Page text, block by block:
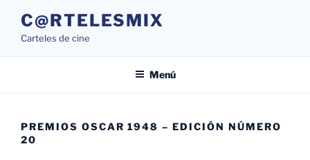
contenido
C@RTELESMIX
Carteles de cine
Menú
PREMIOS OSCAR 1948 – EDICIÓN NÚMERO
20